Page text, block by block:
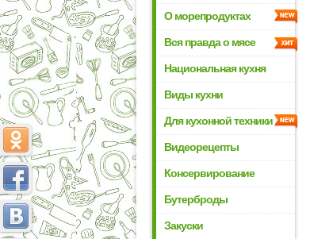
О морепродуктах
Вся правда о мясе
Национальная кухня
Виды кухни
Для кухонной техники
Видеорецепты
Консервирование
Бутерброды
Закуски